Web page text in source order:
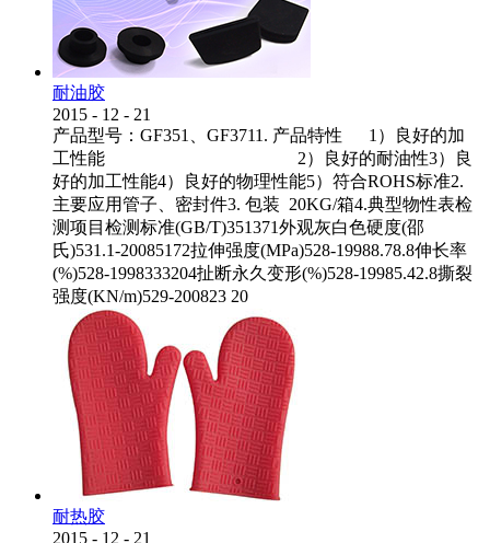
耐油胶
2015 - 12 - 21
产品型号：GF351、GF3711. 产品特性 1）良好的加
工性能 2）良好的耐油性3）良
好的加工性能4）良好的物理性能5）符合ROHS标准2.
主要应用管子、密封件3. 包装 20KG/箱4.典型物性表检
测项目检测标准(GB/T)351371外观灰白色硬度(邵
氏)531.1-20085172拉伸强度(MPa)528-19988.78.8伸长率
(%)528-1998333204扯断永久变形(%)528-19985.42.8撕裂
强度(KN/m)529-200823 20
耐热胶
2015 - 12 - 21